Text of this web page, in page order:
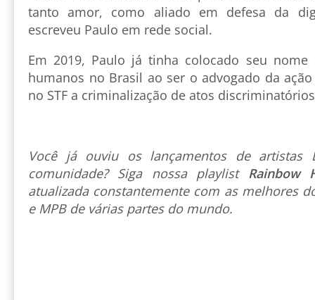
tanto amor, como aliado em defesa da
escreveu Paulo em rede social.
Em 2019, Paulo já tinha colocado seu
humanos no Brasil ao ser o advogado da
no STF a criminalização de atos
Você já ouviu os lançamentos de artistas
comunidade? Siga nossa playlist Rainbow
atualizada constantemente com as melhores
e MPB de várias partes do mundo.